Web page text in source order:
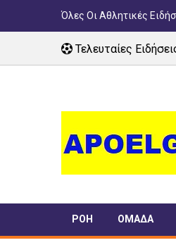
Όλες Οι Αθλητικές
Τελευταίες
τα 100 χρόνια! 07/08/
ΡΟΗ ΟΜΑΔΑ